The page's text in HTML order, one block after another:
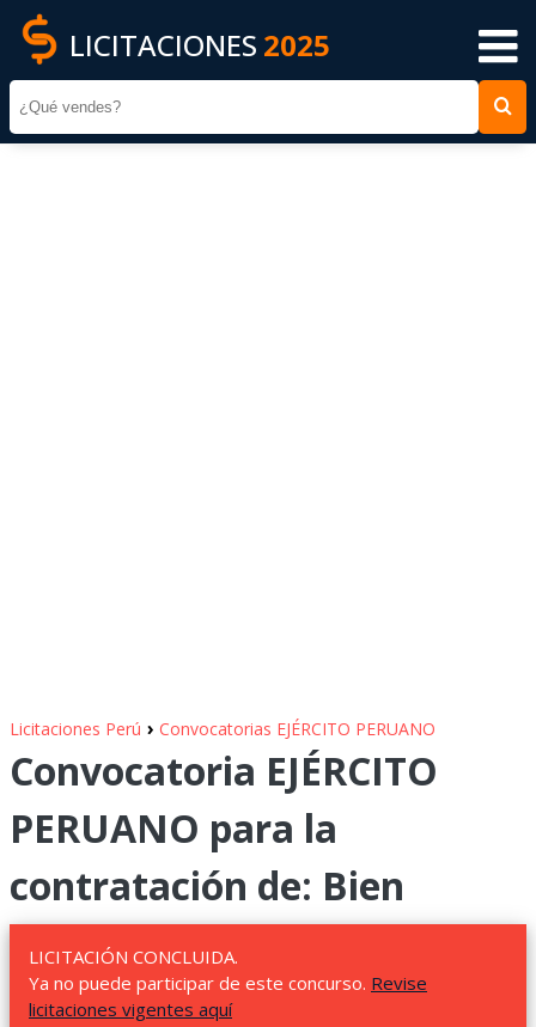
LICITACIONES 2025
Licitaciones Perú › Convocatorias EJÉRCITO PERUANO
Convocatoria EJÉRCITO
PERUANO para la
contratación de: Bien
LICITACIÓN CONCLUIDA.
Ya no puede participar de este concurso. Revise
licitaciones vigentes aquí